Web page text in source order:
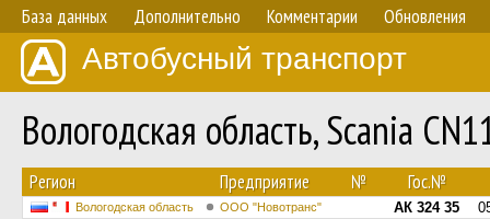
База данных Дополнительно Комментарии Обновления
Автобусный транспорт
Вологодская область, Scania
Регион Предприятие № Гос.№
Вологодская область ООО "Новотранс" АК 324 35